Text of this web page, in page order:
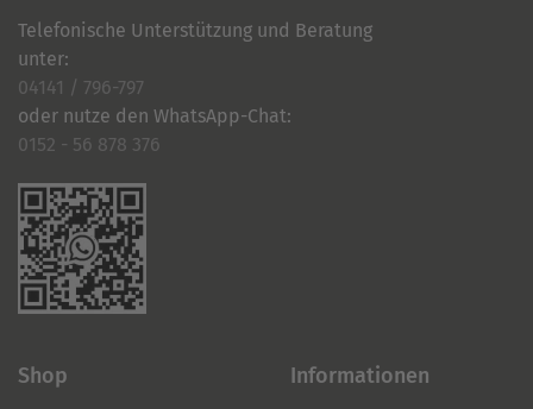
Telefonische Unterstützung und Beratung
unter:
04141 / 796-797
oder nutze den WhatsApp-Chat:
0152 - 56 878 376
Shop Informationen